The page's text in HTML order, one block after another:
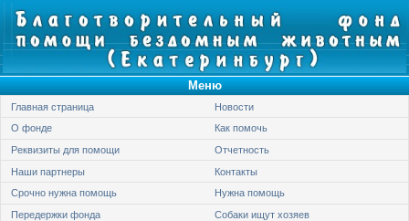
Меню
Главная страница
Новости
О фонде
Как помочь
Реквизиты для помощи
Отчетность
Наши партнеры
Контакты
Срочно нужна помощь
Нужна помощь
Передержки фонда
Собаки ищут хозяев